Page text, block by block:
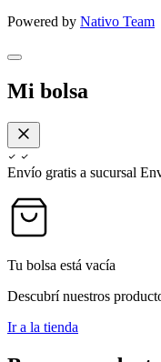
Powered by Nativo Team
Mi bolsa
Envío gratis a sucursal
Tu bolsa está vacía
Descubrí nuestros
Ir a la tienda